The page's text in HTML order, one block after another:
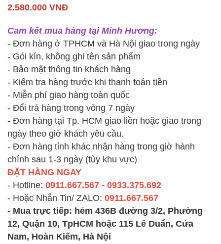
2.580.000 VNĐ
Cam kết mua hàng tại Minh Hương:
- Đơn hàng ở TPHCM và Hà Nội giao trong ngày
- Gói kín, không ghi tên sản phẩm
- Bảo mật thông tin khách hàng
- Kiểm tra hàng trước khi thanh toán tiền
- Miễn phí giao hàng toàn quốc
- Đổi trả hàng trong vòng 7 ngày
- Đơn hàng tại Tp. HCM giao liền hoặc giao trong
ngày theo giờ khách yêu cầu.
- Đơn hàng tỉnh khác nhận hàng trong giờ hành
chính sau 1-3 ngày (tùy khu vực)
ĐẶT HÀNG NGAY
- Hotline: 0911.667.567 - 0933.375.692
- Hoặc Nhắn Tin/ ZALO: 0911.667.567
- Mua trực tiếp: hẻm 436B đường 3/2, Phường
12, Quận 10, TpHCM hoặc 115 Lê Duẩn, Cửa
Nam, Hoàn Kiếm, Hà Nội